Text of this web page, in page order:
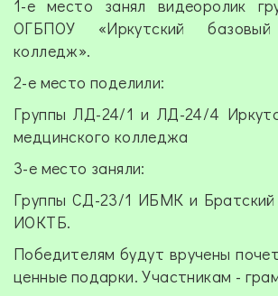
1-е место занял видеоролик
ОГБПОУ «Иркутский базовый
колледж».
2-е место поделили:
Группы ЛД-24/1 и ЛД-24/4
медцинского колледжа
3-е место заняли:
Группы СД-23/1 ИБМК и
ИОКТБ.
Победителям будут вручены
ценные подарки. Участникам -